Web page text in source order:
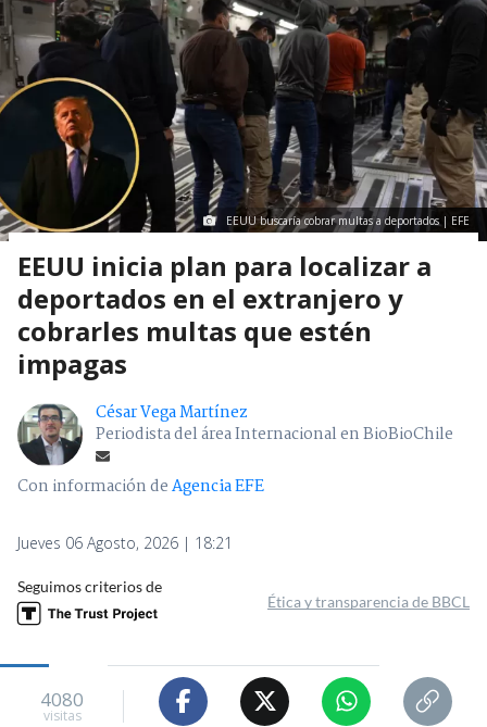
EEUU buscaría cobrar multas a deportados | EFE
EEUU inicia plan para localizar a
deportados en el extranjero y
cobrarles multas que estén
impagas
César Vega Martínez
Periodista del área Internacional en BioBioChile
Con información deAgencia EFE
Jueves 06 Agosto, 2026 | 18:21
Seguimos criterios de
Ética y transparencia de BBCL
4080
visitas